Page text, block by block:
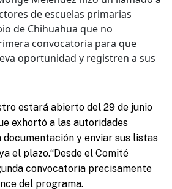
de escuelas primarias
de Chihuahua que no
convocatoria para que
oportunidad y registren a sus
estará abierto del 29 de junio
exhortó a las autoridades
y enviar sus listas
el plazo.“Desde el Comité
convocatoria precisamente
del programa.